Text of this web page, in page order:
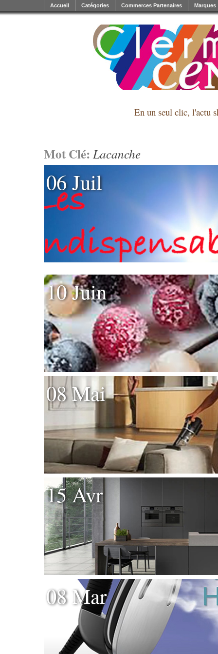
En un seul clic, l'actu
Accueil Catégories Commerces Partenaires Marques
Mot Clé: Lacanche
06 Juil
10 Juin
08 Mai
15 Avr
08 Mar